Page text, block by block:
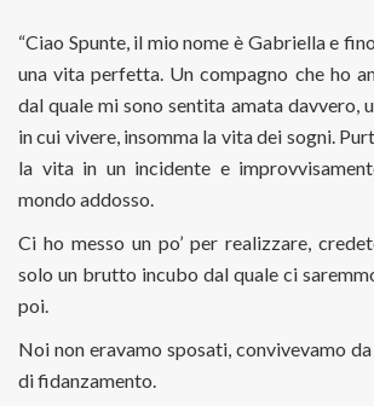
“Ciao Spunte, il mio nome è Gabriella e
una vita perfetta. Un compagno che ho
dal quale mi sono sentita amata davvero,
in cui vivere, insomma la vita dei sogni.
la vita in un incidente e
mondo addosso.
Ci ho messo un po’ per realizzare,
solo un brutto incubo dal quale ci
poi.
Noi non eravamo sposati, convivevamo
di fidanzamento.